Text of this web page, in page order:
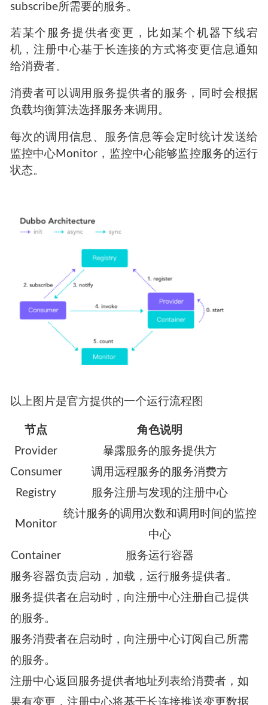
subscribe所需要的服务。
若某个服务提供者变更，比如某个机器下线宕
机，注册中心基于长连接的方式将变更信息通知
给消费者。
消费者可以调用服务提供者的服务，同时会根据
负载均衡算法选择服务来调用。
每次的调用信息、服务信息等会定时统计发送给
监控中心Monitor，监控中心能够监控服务的运行
状态。
以上图片是官方提供的一个运行流程图
节点
角色说明
Provider
暴露服务的服务提供方
Consumer
调用远程服务的服务消费方
Registry
服务注册与发现的注册中心
Monitor
统计服务的调用次数和调用时间的监控
中心
Container
服务运行容器
服务容器负责启动，加载，运行服务提供者。
服务提供者在启动时，向注册中心注册自己提供
的服务。
服务消费者在启动时，向注册中心订阅自己所需
的服务。
注册中心返回服务提供者地址列表给消费者，如
果有变更，注册中心将基于长连接推送变更数据